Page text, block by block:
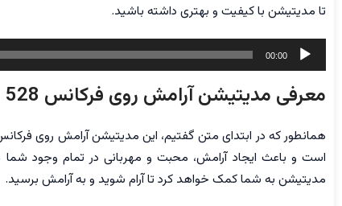
تا مدیتیشن با کیفیت و بهتری داشته باشید.
پخش‌کننده
صوت
00:00
معرفی مدیتیشن آرامش روی فرکانس 528
است و باعث ایجاد آرامش، محبت و مهربانی در تمام وجود
مدیتیشن به شما کمک خواهد کرد تا آرام شوید و به آرامش برسید.